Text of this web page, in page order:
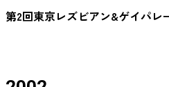
第2回東京レズビアン&ゲイパレ